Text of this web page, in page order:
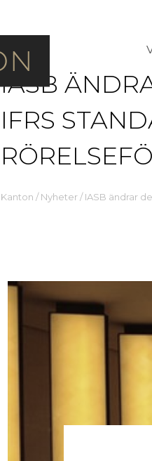
IASB
IFRS
Kanton /Nyheter/IASB ändrar